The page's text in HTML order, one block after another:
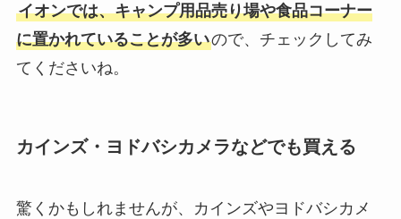
イオンでは、キャンプ用品売り場や食品コーナー
に置かれていることが多いので、チェックしてみ
てくださいね。
カインズ・ヨドバシカメラなどでも買える
驚くかもしれませんが、カインズやヨドバシカメ